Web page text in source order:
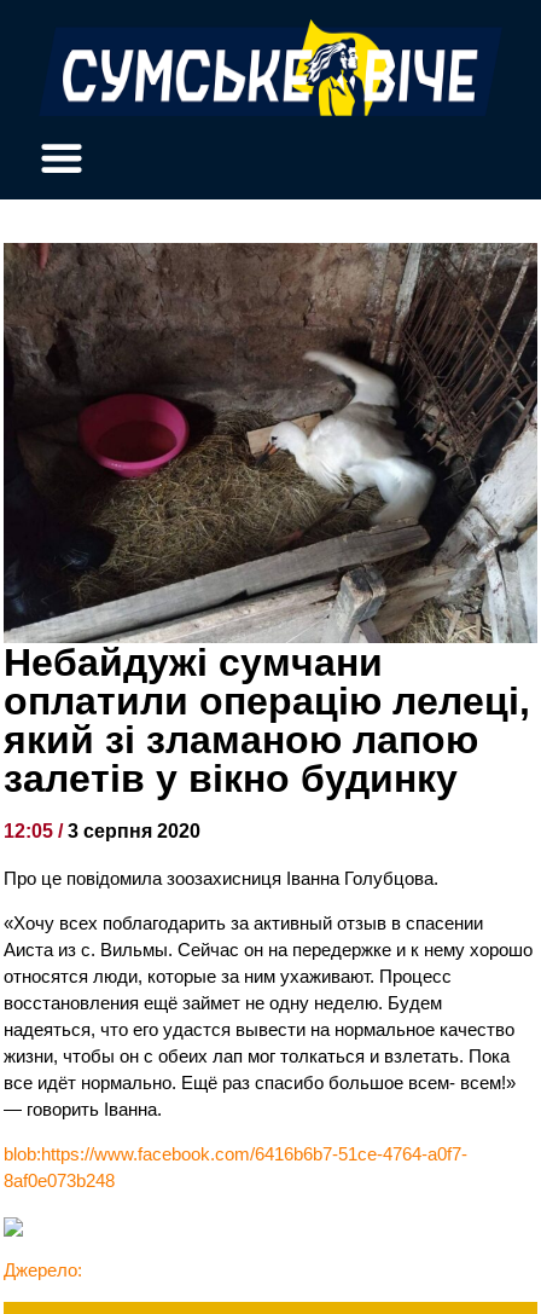
Небайдужі сумчани
оплатили операцію лелеці,
який зі зламаною лапою
залетів у вікно будинку
12:05 /3 серпня 2020
Про це повідомила зоозахисниця Іванна Голубцова.
«Хочу всех поблагодарить за активный отзыв в спасении
Аиста из с. Вильмы. Сейчас он на передержке и к нему хорошо
относятся люди, которые за ним ухаживают. Процесс
восстановления ещё займет не одну неделю. Будем
надеяться, что его удастся вывести на нормальное качество
жизни, чтобы он с обеих лап мог толкаться и взлетать. Пока
все идёт нормально. Ещё раз спасибо большое всем- всем!»
— говорить Іванна.
blob:https://www.facebook.com/6416b6b7-51ce-4764-a0f7-
8af0e073b248
Джерело: